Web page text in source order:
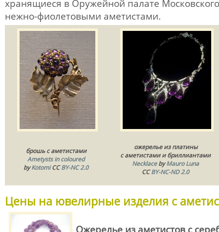
хранящиеся в Оружейной палате
нежно-фиолетовыми аметистами.
брошь с аметистами
Ametysts in coloured
byKotomiCCBY-NC 2.0
ожерелье из платины
с аметистами и бриллиантами
NecklacebyMauro Luna
CCBY-NC-ND 2.0
Цены на ювелирные изделия с
Ожерелье из аметистов с